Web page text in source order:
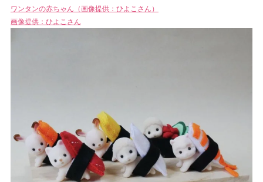
ワンタンの赤ちゃん（画像提供：ひよこさん）
画像提供：ひよこさん